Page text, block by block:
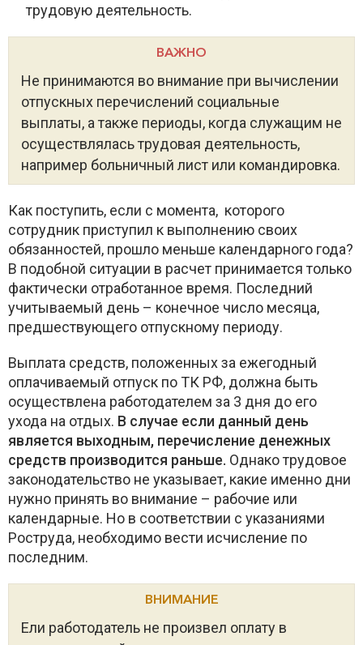
трудовую деятельность.
ВАЖНО
Не принимаются во внимание при вычислении
отпускных перечислений социальные
выплаты, а также периоды, когда служащим не
осуществлялась трудовая деятельность,
например больничный лист или командировка.
Как поступить, если с момента, которого
сотрудник приступил к выполнению своих
обязанностей, прошло меньше календарного года?
В подобной ситуации в расчет принимается только
фактически отработанное время. Последний
учитываемый день – конечное число месяца,
предшествующего отпускному периоду.
Выплата средств, положенных за ежегодный
оплачиваемый отпуск по ТК РФ, должна быть
осуществлена работодателем за 3 дня до его
ухода на отдых. В случае если данный день
является выходным, перечисление денежных
средств производится раньше. Однако трудовое
законодательство не указывает, какие именно дни
нужно принять во внимание – рабочие или
календарные. Но в соответствии с указаниями
Роструда, необходимо вести исчисление по
последним.
ВНИМАНИЕ
Ели работодатель не произвел оплату в